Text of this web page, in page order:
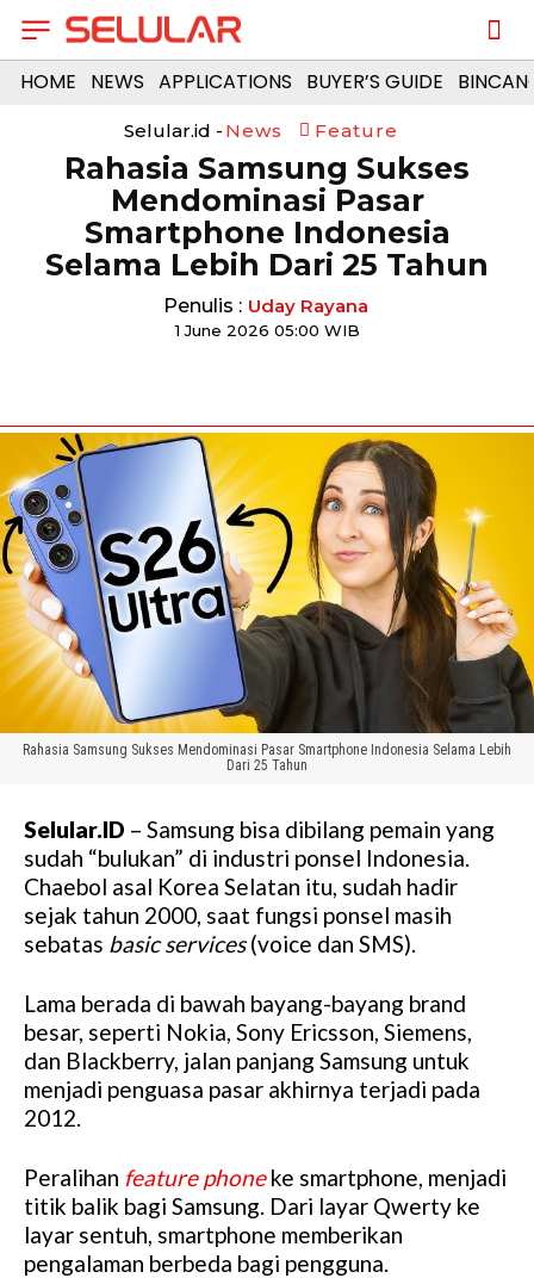
HOME NEWS APPLICATIONS BUYER’S GUIDE
Selular.id - News Feature
Rahasia Samsung Sukses
Mendominasi Pasar
Smartphone Indonesia
Selama Lebih Dari 25 Tahun
Penulis : Uday Rayana
1 June 2026 05:00 WIB
Rahasia Samsung Sukses Mendominasi Pasar Smartphone Indonesia Selama Lebih
Dari 25 Tahun
Selular.ID – Samsung bisa dibilang pemain yang
sudah “bulukan” di industri ponsel Indonesia.
Chaebol asal Korea Selatan itu, sudah hadir
sejak tahun 2000, saat fungsi ponsel masih
sebatas basic services(voice dan SMS).
Lama berada di bawah bayang-bayang brand
besar, seperti Nokia, Sony Ericsson, Siemens,
dan Blackberry, jalan panjang Samsung untuk
menjadi penguasa pasar akhirnya terjadi pada
2012.
Peralihan feature phoneke smartphone, menjadi
titik balik bagi Samsung. Dari layar Qwerty ke
layar sentuh, smartphone memberikan
pengalaman berbeda bagi pengguna.